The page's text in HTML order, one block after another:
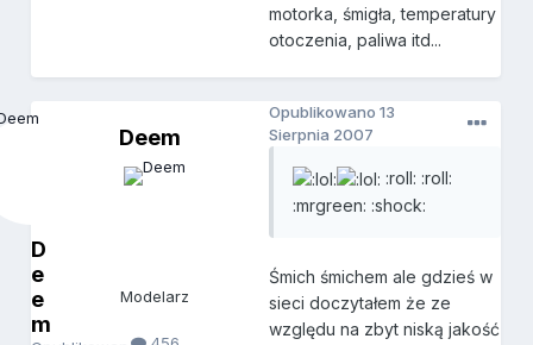
motorka, śmigła, temperatury
otoczenia, paliwa itd...
D
e
e
m
Deem
Modelarz
Opublikowano13
Sierpnia 2007
:roll: :roll:
:mrgreen: :shock:
Śmich śmichem ale gdzieś w
sieci doczytałem że ze
względu na zbyt niską jakość